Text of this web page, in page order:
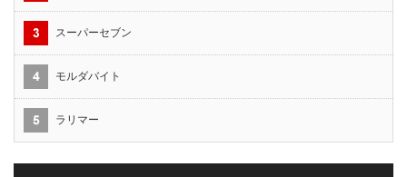
スーパーセブン
モルダバイト
ラリマー